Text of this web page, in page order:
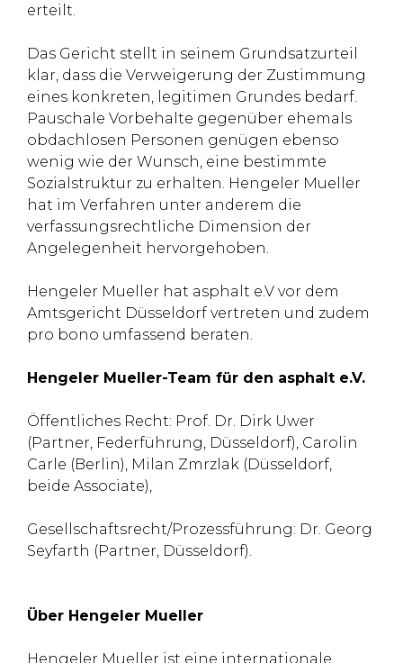
erteilt.
Das Gericht stellt in seinem Grundsatzurteil
klar, dass die Verweigerung der Zustimmung
eines konkreten, legitimen Grundes bedarf.
Pauschale Vorbehalte gegenüber ehemals
obdachlosen Personen genügen ebenso
wenig wie der Wunsch, eine bestimmte
Sozialstruktur zu erhalten. Hengeler Mueller
hat im Verfahren unter anderem die
verfassungsrechtliche Dimension der
Angelegenheit hervorgehoben.
Hengeler Mueller hat asphalt e.V vor dem
Amtsgericht Düsseldorf vertreten und zudem
pro bono umfassend beraten.
Hengeler Mueller-Team für den asphalt e.V.
Öffentliches Recht: Prof. Dr. Dirk Uwer
(Partner, Federführung, Düsseldorf), Carolin
Carle (Berlin), Milan Zmrzlak (Düsseldorf,
beide Associate),
Gesellschaftsrecht/Prozessführung: Dr. Georg
Seyfarth (Partner, Düsseldorf).
Über Hengeler Mueller
Hengeler Mueller ist eine internationale